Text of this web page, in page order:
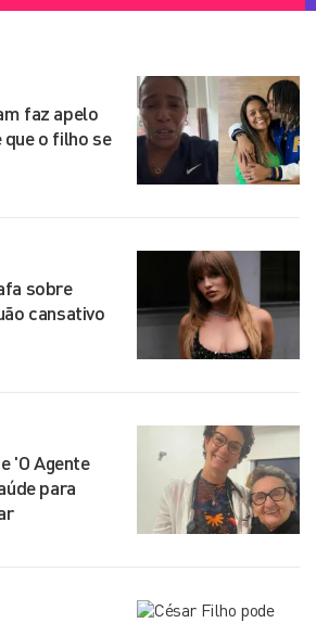
faz apelo
que o filho se
sobre
cansativo
'O Agente
para